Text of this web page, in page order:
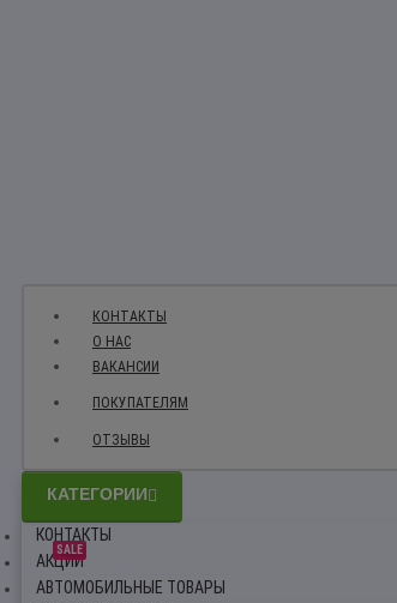
КОНТАКТЫ
О НАС
ВАКАНСИИ
ПОКУПАТЕЛЯМ
ОТЗЫВЫ
КАТЕГОРИИ
КОНТАКТЫ
SALE
АКЦИИ
АВТОМОБИЛЬНЫЕ ТОВАРЫ